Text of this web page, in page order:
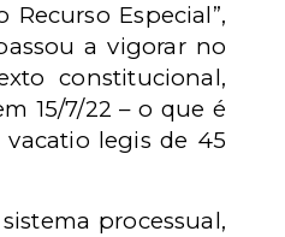
Especial”,
a vigorar no
constitucional,
15/7/22 – o que é
legis de 45
processual,